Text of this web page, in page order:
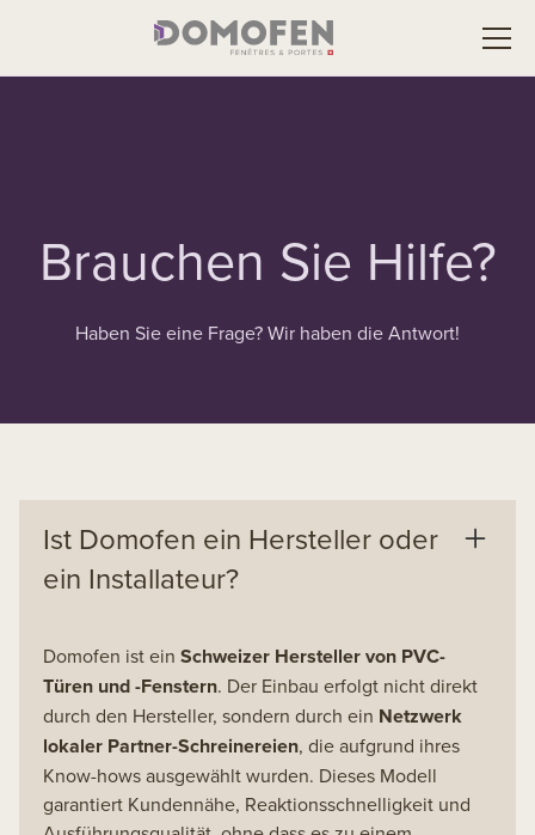
Brauchen Sie Hilfe?
Haben Sie eine Frage? Wir haben die Antwort!
Ist Domofen ein Hersteller oder
ein Installateur?
Domofen ist ein Schweizer Hersteller von PVC-
Türen und -Fenstern. Der Einbau erfolgt nicht direkt
durch den Hersteller, sondern durch ein Netzwerk
lokaler Partner-Schreinereien, die aufgrund ihres
Know-hows ausgewählt wurden. Dieses Modell
garantiert Kundennähe, Reaktionsschnelligkeit und